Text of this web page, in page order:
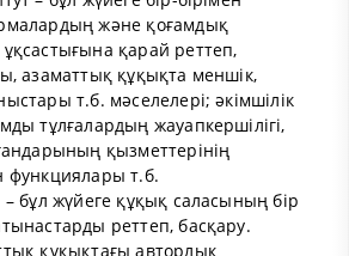
және қоғамдық
қарай реттеп,
азаматтық құқықта меншік,
т.б. мәселелері; әкімшілік
тұлғалардың жауапкершілігі,
қызметтерінің
функциялары т.б.
бұл жүйеге құқық саласының бір
реттеп, басқару.
құқықтағы авторлық